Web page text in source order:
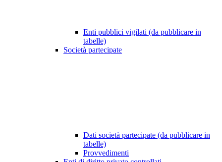
Enti pubblici vigilati (da pubblicare in
tabelle)
Società partecipate
Dati società partecipate (da pubblicare in
tabelle)
Provvedimenti